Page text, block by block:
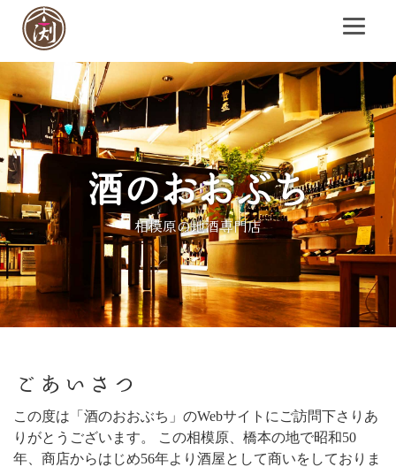
酒のおおぶち
相模原の地酒専門店
酒のおおぶち
相模原の地酒専門店
酒のおおぶち
相模原の地酒専門店
酒のおおぶち
相模原の地酒専門店
酒のおおぶち
相模原の地酒専門店
ごあいさつ
この度は「酒のおおぶち」のWebサイトにご訪問下さりあ
りがとうございます。 この相模原、橋本の地で昭和50
年、商店からはじめ56年より酒屋として商いをしておりま